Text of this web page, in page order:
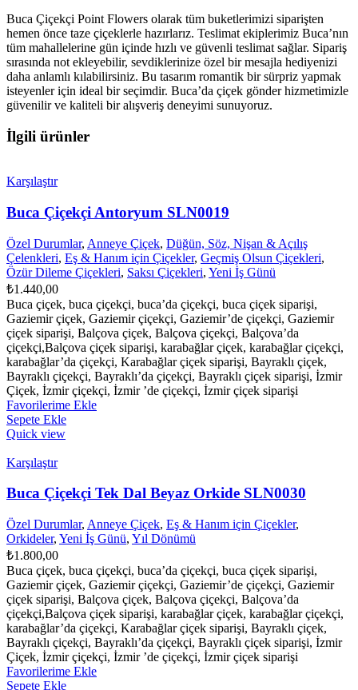
Buca Çiçekçi Point Flowers olarak tüm buketlerimizi siparişten
hemen önce taze çiçeklerle hazırlarız. Teslimat ekiplerimiz Buca’nın
tüm mahallelerine gün içinde hızlı ve güvenli teslimat sağlar. Sipariş
sırasında not ekleyebilir, sevdiklerinize özel bir mesajla hediyenizi
daha anlamlı kılabilirsiniz. Bu tasarım romantik bir sürpriz yapmak
isteyenler için ideal bir seçimdir. Buca’da çiçek gönder hizmetimizle
güvenilir ve kaliteli bir alışveriş deneyimi sunuyoruz.
İlgili ürünler
Karşılaştır
Buca Çiçekçi Antoryum SLN0019
Özel Durumlar, Anneye Çiçek, Düğün, Söz, Nişan & Açılış
Çelenkleri, Eş & Hanım için Çiçekler, Geçmiş Olsun Çiçekleri,
Özür Dileme Çiçekleri, Saksı Çiçekleri, Yeni İş Günü
₺1.440,00
Buca çiçek, buca çiçekçi, buca’da çiçekçi, buca çiçek siparişi,
Gaziemir çiçek, Gaziemir çiçekçi, Gaziemir’de çiçekçi, Gaziemir
çiçek siparişi, Balçova çiçek, Balçova çiçekçi, Balçova’da
çiçekçi,Balçova çiçek siparişi, karabağlar çiçek, karabağlar çiçekçi,
karabağlar’da çiçekçi, Karabağlar çiçek siparişi, Bayraklı çiçek,
Bayraklı çiçekçi, Bayraklı’da çiçekçi, Bayraklı çiçek siparişi, İzmir
Çiçek, İzmir çiçekçi, İzmir ’de çiçekçi, İzmir çiçek siparişi
Favorilerime Ekle
Sepete Ekle
Quick view
Karşılaştır
Buca Çiçekçi Tek Dal Beyaz Orkide SLN0030
Özel Durumlar, Anneye Çiçek, Eş & Hanım için Çiçekler,
Orkideler, Yeni İş Günü, Yıl Dönümü
₺1.800,00
Buca çiçek, buca çiçekçi, buca’da çiçekçi, buca çiçek siparişi,
Gaziemir çiçek, Gaziemir çiçekçi, Gaziemir’de çiçekçi, Gaziemir
çiçek siparişi, Balçova çiçek, Balçova çiçekçi, Balçova’da
çiçekçi,Balçova çiçek siparişi, karabağlar çiçek, karabağlar çiçekçi,
karabağlar’da çiçekçi, Karabağlar çiçek siparişi, Bayraklı çiçek,
Bayraklı çiçekçi, Bayraklı’da çiçekçi, Bayraklı çiçek siparişi, İzmir
Çiçek, İzmir çiçekçi, İzmir ’de çiçekçi, İzmir çiçek siparişi
Favorilerime Ekle
Sepete Ekle